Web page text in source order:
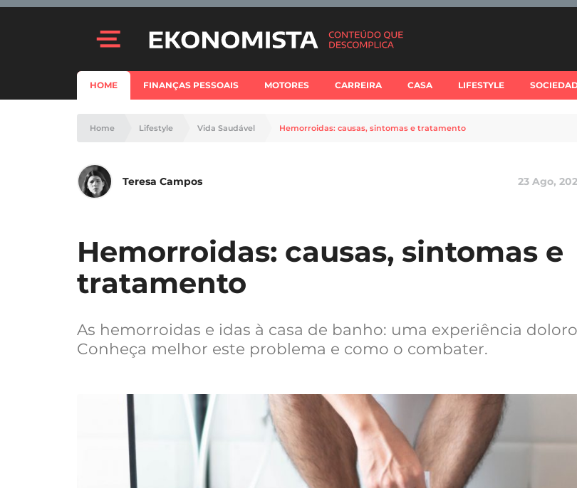
HOME FINANÇAS PESSOAIS MOTORES CARREIRA CASA LIFESTYLE
Home Lifestyle Vida Saudável Hemorroidas: causas, sintomas e tratamento
Teresa Campos 23 Ago,
Hemorroidas: causas, sintomas e
tratamento
As hemorroidas e idas à casa de banho: uma experiência
Conheça melhor este problema e como o combater.